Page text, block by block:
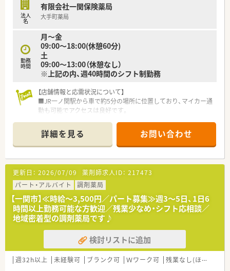
法人
名
有限会社一関保険薬局
大手町薬局
勤務
時間
月〜金
09:00〜18:00(休憩60分)
土
09:00〜13:00（休憩なし）
※上記の内、週40時間のシフト制勤務
【店舗情報と応需状況について】
■JR一ノ関駅から車で約5分の場所に位置しており、マイカー通
勤も可能でアクセスは良好です。
を1日約80枚応需しています。
■薬剤師は常勤が3名、事務スタッフが3名の計6名体制で、協力
し合いながら業務を行います。
【募集背景と求める人物像について】
■業務拡大に伴う増員募集を行っており、即戦力として活躍でき
る経験者の方を積極的に求めています。
■50代前後までの幅広い年齢層の方が対象で、これまでの調剤
経験やスキルを活かしたい方を歓迎します。
■地域の医療に貢献したいという意欲を持ち、周囲と連携してチ
ームワークを大切にできる方を歓迎します。
【法人特徴について】
■岩手県一関市を中心に3店舗を展開しており、地域に根差した
医療提供を行っている安定企業です。
詳細を見る お問い合わせ
更新日： 2026/07/09 薬剤師求人ID： 217473
パート・アルバイト
調剤薬局
【一関市】≪時給～3,500円／パート募集≫週3～5日、1日6
時間以上勤務可能な方歓迎／残業少なめ・シフト応相談／
地域密着型の調剤薬局です♪
検討リストに追加
週32h以上 未経験可 ブランク可 Ｗワーク可 残業なし(ほぼなし含む)